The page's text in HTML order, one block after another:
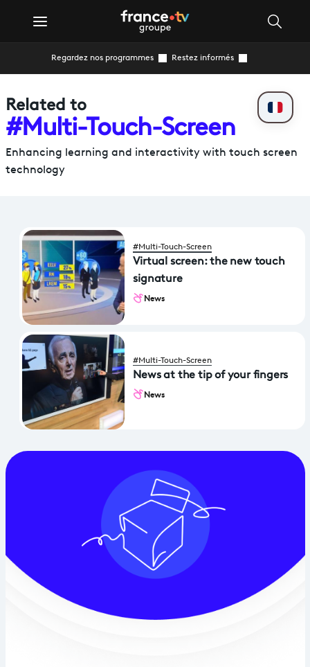
Regardez nos programmes Restez informés
Related to
#Multi-Touch-Screen
Enhancing learning and interactivity with touch screen
technology
#Multi-Touch-Screen
Virtual screen: the new touch
signature
News
#Multi-Touch-Screen
News at the tip of your fingers
News